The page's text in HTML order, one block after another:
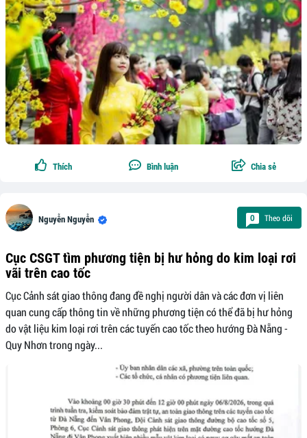
Thích Bình luận Chia sẻ
Nguyễn Nguyễn 0 Theo dõi
Cục CSGT tìm phương tiện bị hư hỏng do kim loại rơi
vãi trên cao tốc
Cục Cảnh sát giao thông đang đề nghị người dân và các đơn vị liên
quan cung cấp thông tin về những phương tiện có thể đã bị hư hỏng
do vật liệu kim loại rơi trên các tuyến cao tốc theo hướng Đà Nẵng -
Quy Nhơn trong ngày...